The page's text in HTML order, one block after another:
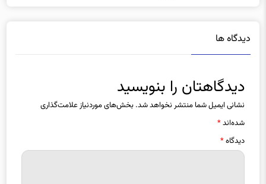
نشانی ایمیل شما منتشر نخواهد شد.بخش‌های موردنیاز علامت‌گذاری
شده‌اند*
دیدگاه*